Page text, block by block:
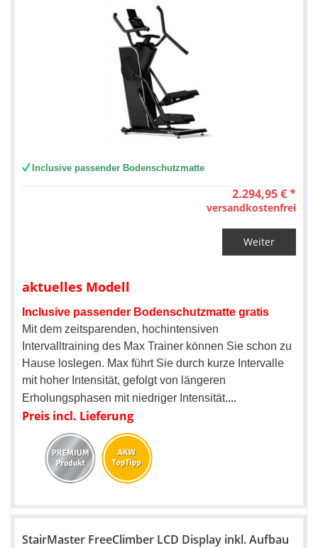
Inclusive passender Bodenschutzmatte
2.294,95 € *
versandkostenfrei
Weiter
aktuelles Modell
Inclusive passender Bodenschutzmatte gratis
Mit dem zeitsparenden, hochintensiven
Intervalltraining des Max Trainer können Sie schon zu
Hause loslegen. Max führt Sie durch kurze Intervalle
mit hoher Intensität, gefolgt von längeren
Erholungsphasen mit niedriger Intensität....
Preis incl. Lieferung
StairMaster FreeClimber LCD Display inkl. Aufbau